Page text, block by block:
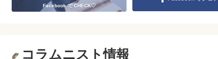
Facebook で CHECK♡
コラムニスト情報